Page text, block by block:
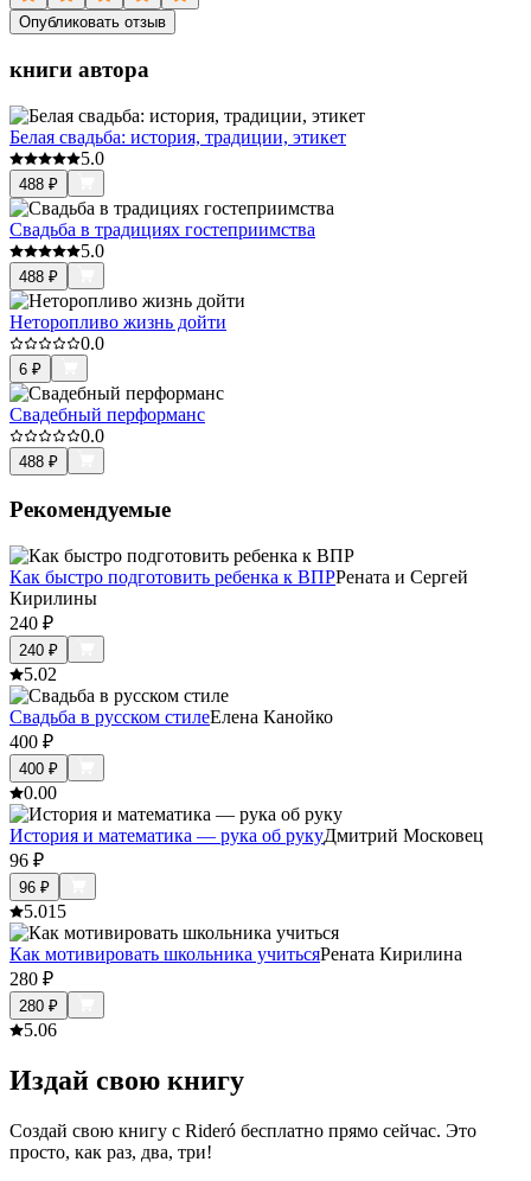
Опубликовать отзыв
книги автора
Белая свадьба: история, традиции, этикет
5.0
488 ₽
Свадьба в традициях гостеприимства
5.0
488 ₽
Неторопливо жизнь дойти
0.0
6 ₽
Свадебный перформанс
0.0
488 ₽
Рекомендуемые
Как быстро подготовить ребенка к ВПРРената и Сергей
Кирилины
240 ₽
240 ₽
5.02
Свадьба в русском стилеЕлена Канойко
400 ₽
400 ₽
0.00
История и математика — рука об рукуДмитрий Московец
96 ₽
96 ₽
5.015
Как мотивировать школьника учитьсяРената Кирилина
280 ₽
280 ₽
5.06
Издай свою книгу
Создай свою книгу с Rideró бесплатно прямо сейчас. Это
просто, как раз, два, три!